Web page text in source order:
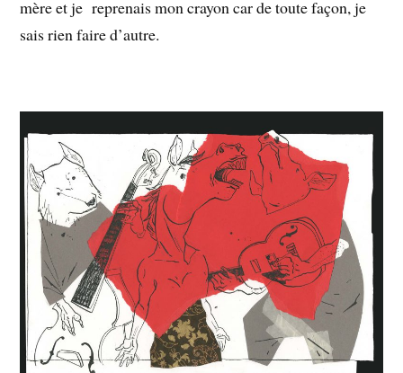
mère et je reprenais mon crayon car de toute façon, je
sais rien faire d’autre.